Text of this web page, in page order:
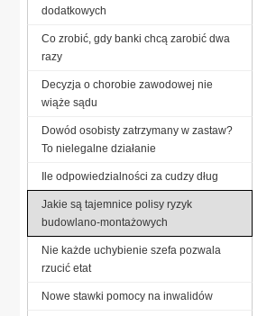
dodatkowych
Co zrobić, gdy banki chcą zarobić dwa
razy
Decyzja o chorobie zawodowej nie
wiąże sądu
Dowód osobisty zatrzymany w zastaw?
To nielegalne działanie
Ile odpowiedzialności za cudzy dług
Jakie są tajemnice polisy ryzyk
budowlano-montażowych
Nie każde uchybienie szefa pozwala
rzucić etat
Nowe stawki pomocy na inwalidów